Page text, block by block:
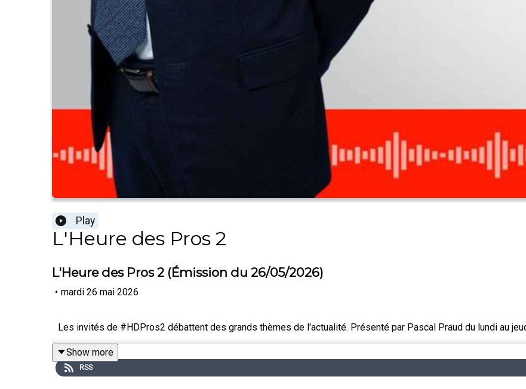
Play
L'Heure des Pros 2
L'Heure des Pros 2 (Émission du 26/05/2026)
• mardi 26 mai 2026
Les invités de #HDPros2 débattent des grands thèmes de l'actualité. Présenté par Pascal Praud du lundi au
Show more
RSS